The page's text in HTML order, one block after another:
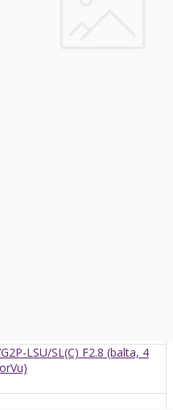
LSU/SL(C) F2.8 (balta, 4